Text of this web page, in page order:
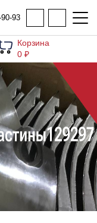
93
Корзина
0 ₽